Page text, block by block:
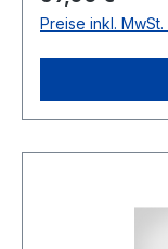
Polyester
Preise inkl.